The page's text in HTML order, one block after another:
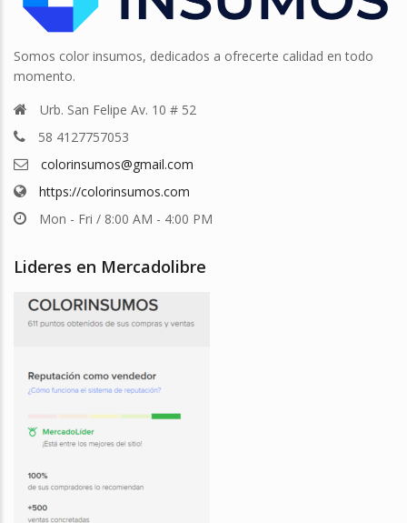
Somos color insumos, dedicados a ofrecerte calidad en todo
momento.
Urb. San Felipe Av. 10 # 52
58 4127757053
colorinsumos@gmail.com
https://colorinsumos.com
Mon - Fri / 8:00 AM - 4:00 PM
Lideres en Mercadolibre